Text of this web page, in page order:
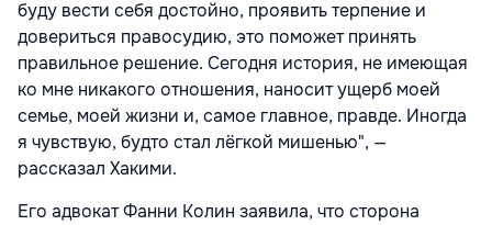
буду вести себя достойно, проявить терпение и
довериться правосудию, это поможет принять
правильное решение. Сегодня история, не имеющая
ко мне никакого отношения, наносит ущерб моей
семье, моей жизни и, самое главное, правде. Иногда
я чувствую, будто стал лёгкой мишенью", —
рассказал Хакими.
Его адвокат Фанни Колин заявила, что сторона